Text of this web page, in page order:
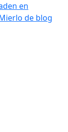
en
de blog